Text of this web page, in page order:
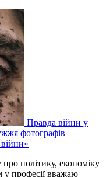
Правда війни у
фотографів
політику, економіку
у професії вважаю